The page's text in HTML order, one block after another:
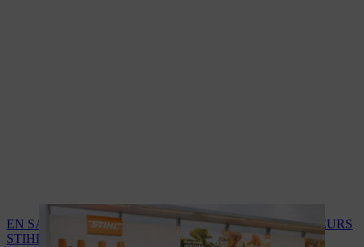
EN SAVOIR PLUS SUR LES SERVICES DES REVENDEURS
STIHL